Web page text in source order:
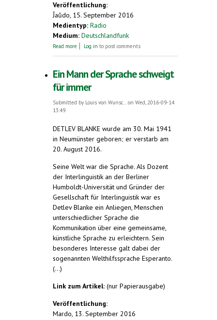
Veröffentlichung:
Ĵaŭdo, 15. September 2016
Medientyp: Radio
Medium: Deutschlandfunk
Read more about Freiräume im Sozialismus
Log in to post comments
Ein Mann der Sprache schweigt
für immer
Submitted by Louis von Wunsc...on Wed, 2016-09-14
13:49
DETLEV BLANKE wurde am 30. Mai 1941
in Neumünster geboren; er verstarb am
20. August 2016.
Seine Welt war die Sprache. Als Dozent
der Interlinguistik an der Berliner
Humboldt-Universität und Gründer der
Gesellschaft für Interlinguistik war es
Detlev Blanke ein Anliegen, Menschen
unterschiedlicher Sprache die
Kommunikation über eine gemeinsame,
künstliche Sprache zu erleichtern. Sein
besonderes Interesse galt dabei der
sogenannten Welthilfssprache Esperanto.
(...)
Link zum Artikel: (nur Papierausgabe)
Veröffentlichung:
Mardo, 13. September 2016